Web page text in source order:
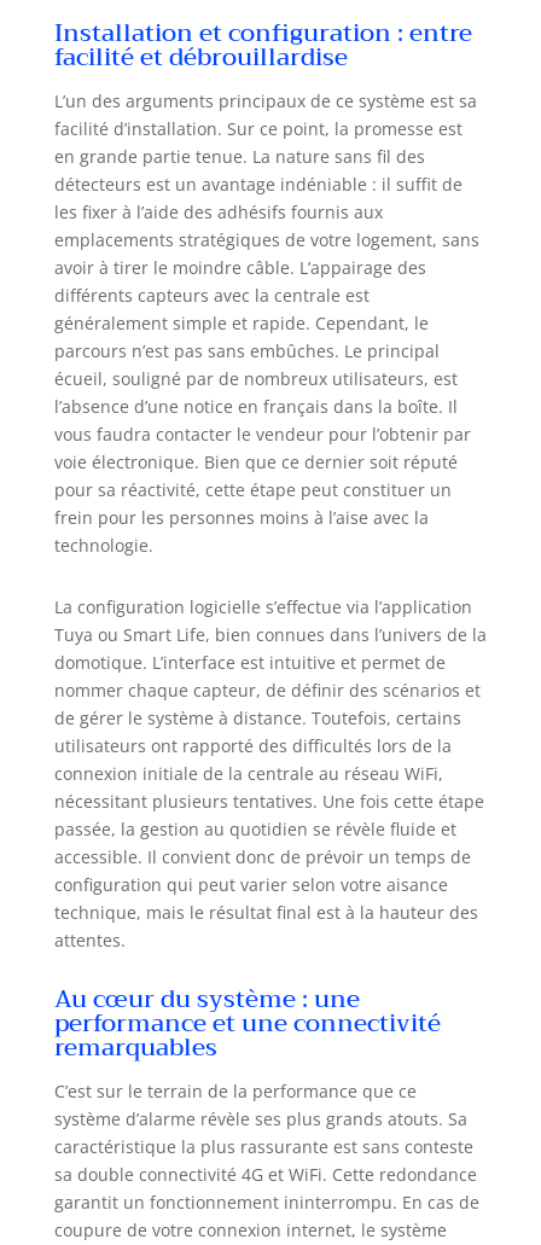
Wi-Fi 5G). Dans les
zones sans
vous pouvez
insérer une carte
SIM 4G et l'appareil
fonctionnera
toujours
normalement,
répondant
facilement à une
variété de besoins
d'utilisation.
【Application +
Commande
Vocale】- Contrôlez
facilement votre
système de
sécurité
domestique à
l'application Tuya,
activez, désactivez
et protégez votre
domicile à tout
moment et en tout
lieu, pour une
tranquillité d'esprit
même lorsque
vous êtes absent.
Connectez la
sirène d'alarme à
Alexa/Google
configurer
l'aide de la
commande vocale.
d'alarme
domestique
dispose de
plusieurs modes
d'alarme,
notamment des
Installation et configuration : entre
facilité et débrouillardise
L’un des arguments principaux de ce système est sa
facilité d’installation. Sur ce point, la promesse est
en grande partie tenue. La nature sans fil des
détecteurs est un avantage indéniable : il suffit de
les fixer à l’aide des adhésifs fournis aux
emplacements stratégiques de votre logement, sans
avoir à tirer le moindre câble. L’appairage des
différents capteurs avec la centrale est
généralement simple et rapide. Cependant, le
parcours n’est pas sans embûches. Le principal
écueil, souligné par de nombreux utilisateurs, est
l’absence d’une notice en français dans la boîte. Il
vous faudra contacter le vendeur pour l’obtenir par
voie électronique. Bien que ce dernier soit réputé
pour sa réactivité, cette étape peut constituer un
frein pour les personnes moins à l’aise avec la
technologie.
La configuration logicielle s’effectue via l’application
Tuya ou Smart Life, bien connues dans l’univers de la
domotique. L’interface est intuitive et permet de
nommer chaque capteur, de définir des scénarios et
de gérer le système à distance. Toutefois, certains
utilisateurs ont rapporté des difficultés lors de la
connexion initiale de la centrale au réseau WiFi,
nécessitant plusieurs tentatives. Une fois cette étape
passée, la gestion au quotidien se révèle fluide et
accessible. Il convient donc de prévoir un temps de
configuration qui peut varier selon votre aisance
technique, mais le résultat final est à la hauteur des
attentes.
Au cœur du système : une
performance et une connectivité
remarquables
C’est sur le terrain de la performance que ce
système d’alarme révèle ses plus grands atouts. Sa
caractéristique la plus rassurante est sans conteste
sa double connectivité 4G et WiFi. Cette redondance
garantit un fonctionnement ininterrompu. En cas de
coupure de votre connexion internet, le système